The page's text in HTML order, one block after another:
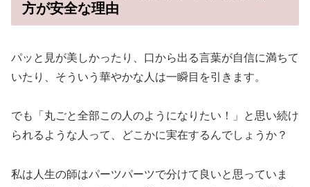
方が安全な理由
パッと見が美しかったり、口から出る言葉が自信に満ちて
いたり、そういう華やかな人は一瞬目を引きます。
でも「丸ごと全部この人のようになりたい！」と思い続け
られるような人って、どこかに実在するんでしょうか？
私は人生の師はパーツパーツで分けて良いと思っていま